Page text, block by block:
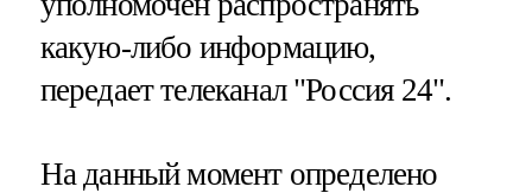
какую-либо информацию,
передает телеканал "Россия 24".
На данный момент определено